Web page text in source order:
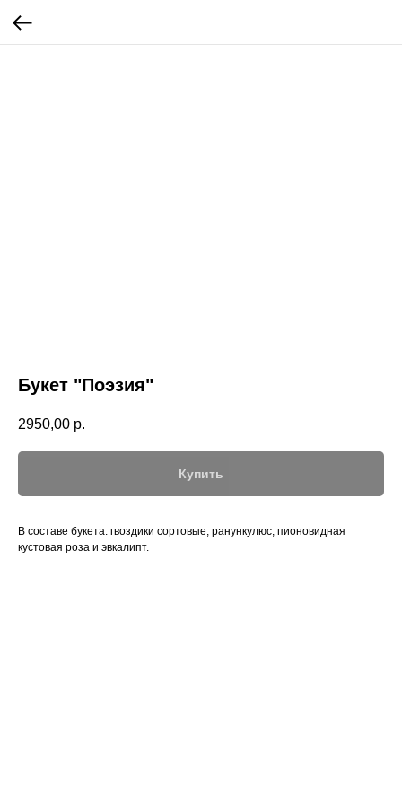
Букет "Поэзия"
2950,00 р.
Купить
В составе букета: гвоздики сортовые, ранункулюс, пионовидная
кустовая роза и эвкалипт.